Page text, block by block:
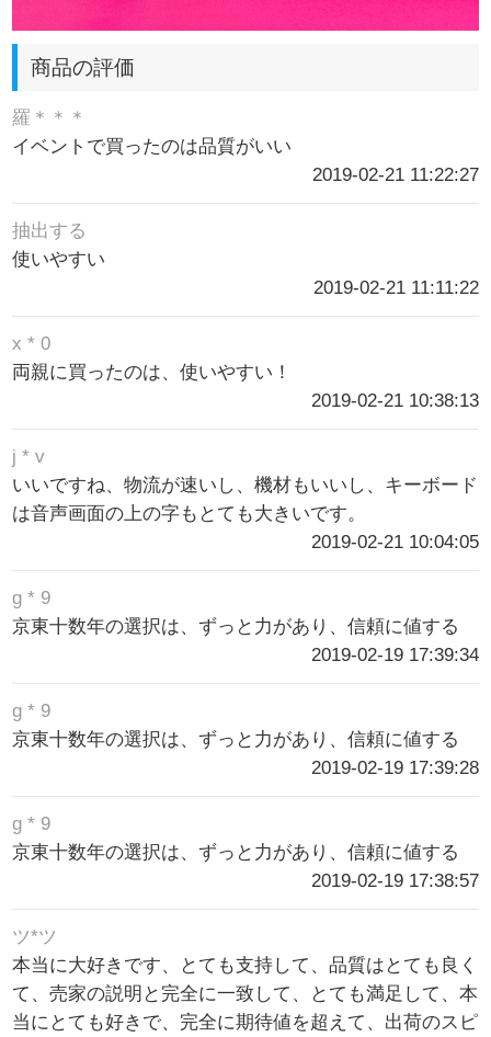
商品の評価
羅＊＊＊
イベントで買ったのは品質がいい
2019-02-21 11:22:27
抽出する
使いやすい
2019-02-21 11:11:22
x * 0
両親に買ったのは、使いやすい！
2019-02-21 10:38:13
j * v
いいですね、物流が速いし、機材もいいし、キーボード
は音声画面の上の字もとても大きいです。
2019-02-21 10:04:05
g * 9
京東十数年の選択は、ずっと力があり、信頼に値する
2019-02-19 17:39:34
g * 9
京東十数年の選択は、ずっと力があり、信頼に値する
2019-02-19 17:39:28
g * 9
京東十数年の選択は、ずっと力があり、信頼に値する
2019-02-19 17:38:57
ツ*ツ
本当に大好きです、とても支持して、品質はとても良く
て、売家の説明と完全に一致して、とても満足して、本
当にとても好きで、完全に期待値を超えて、出荷のスピ